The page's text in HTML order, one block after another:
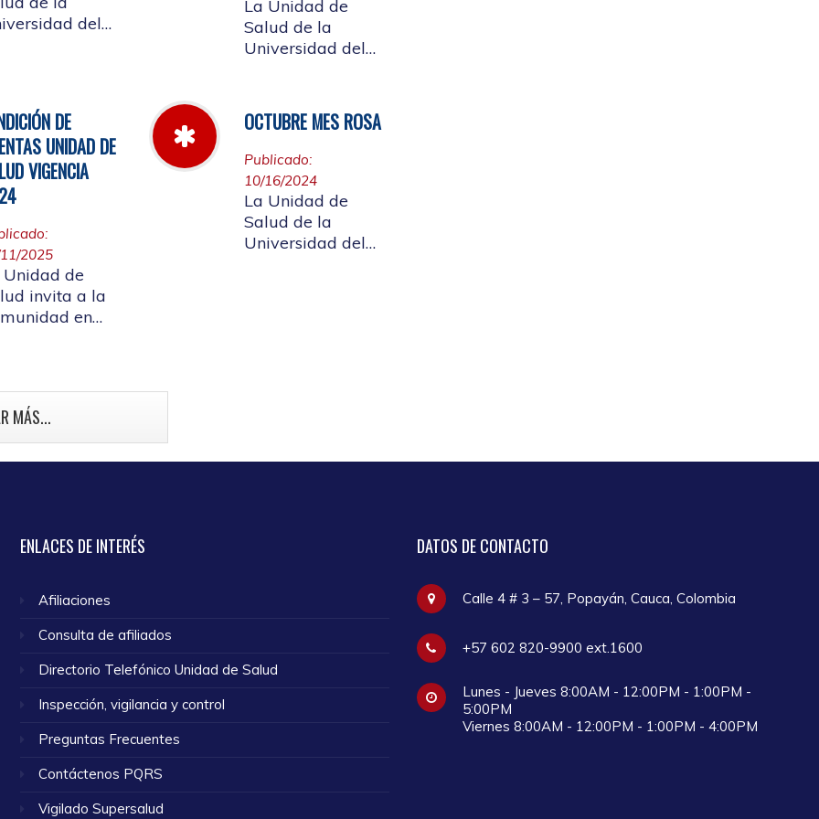
del
del 23 al
abril de
La Unidad de
Salud de la
Universidad del
Moderadoras,
Copagos y UPC
Adicional
aprobado según
acuerdo CDS 001
de 2025.
DE
UNIDAD DE
VIGENCIA
2025
Unidad de
invita a la
en
vigencia
2024
OCTUBRE MES ROSA
Publicado:
10/16/2024
La Unidad de
Salud de la
Universidad del
MÁS...
ENLACES DE INTERÉS
Afiliaciones
Consulta de afiliados
Directorio Telefónico Unidad de Salud
Inspección, vigilancia y control
Preguntas Frecuentes
Contáctenos PQRS
Vigilado Supersalud
DATOS DE CONTACTO
Calle 4 # 3 – 57, Popayán, Cauca, Colombia
+57 602 820-9900 ext.1600
Lunes - Jueves 8:00AM - 12:00PM - 1:00PM -
5:00PM
Viernes 8:00AM - 12:00PM - 1:00PM - 4:00PM